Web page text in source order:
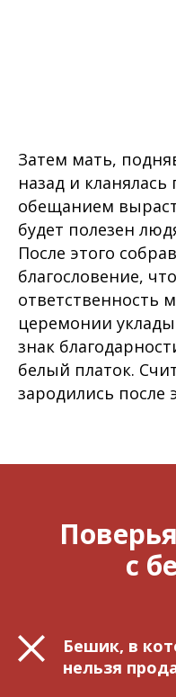
Затем мать,
назад и
обещанием
будет полезен
После этого
благословение,
ответственность
церемонии
знак
белый платок.
зародились после
с
Бешик, в
нельзя